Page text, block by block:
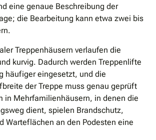
eine genaue Beschreibung der
die Bearbeitung kann etwa zwei bis
Treppenhäusern verlaufen die
kurvig. Dadurch werden Treppenlifte
häufiger eingesetzt, und die
der Treppe muss genau geprüft
in Mehrfamilienhäusern, in denen die
dient, spielen Brandschutz,
Warteflächen an den Podesten eine